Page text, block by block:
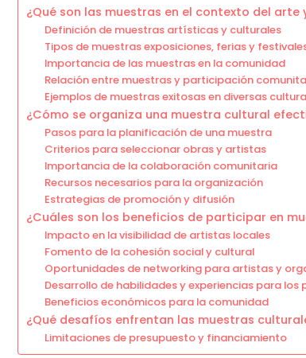
¿Qué son las muestras en el contexto del arte
Definición de muestras artísticas y culturales
Tipos de muestras exposiciones, ferias y
Importancia de las muestras en la comunidad
Relación entre muestras y participación
Ejemplos de muestras exitosas en diversas
¿Cómo se organiza una muestra cultural
Pasos para la planificación de una muestra
Criterios para seleccionar obras y artistas
Importancia de la colaboración comunitaria
Recursos necesarios para la organización
Estrategias de promoción y difusión
¿Cuáles son los beneficios de participar en
Impacto en la visibilidad de artistas locales
Fomento de la cohesión social y cultural
Oportunidades de networking para artistas y
Desarrollo de habilidades y experiencias para
Beneficios económicos para la comunidad
¿Qué desafíos enfrentan las muestras
Limitaciones de presupuesto y financiamiento